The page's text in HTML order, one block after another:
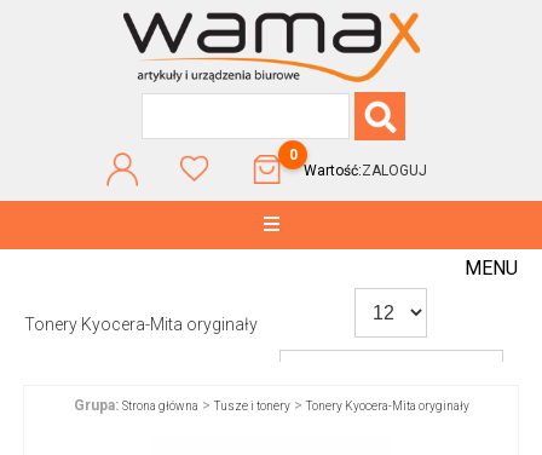
0
Wartość:ZALOGUJ
MENU
Tonery Kyocera-Mita oryginały
Grupa: Strona główna >Tusze i tonery>Tonery Kyocera-Mita oryginały